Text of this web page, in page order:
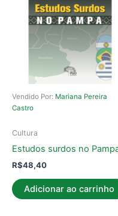
Vendido Por: Mariana Pereira
Castro
Cultura
Estudos surdos no
R$48,40
Adicionar ao carrinho